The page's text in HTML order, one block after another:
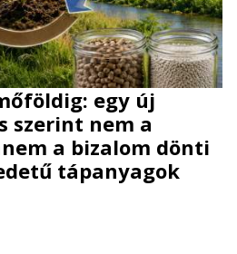
egy új
szerint nem a
a bizalom dönti
tápanyagok